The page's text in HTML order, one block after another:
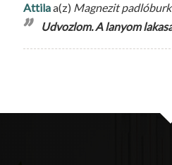
Attilaa(z) Magnezit
Udvozlom. A lanyom